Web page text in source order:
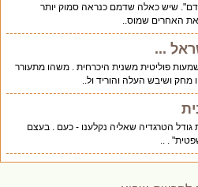
שיש כאלה שדמם כנראה סמוק יותר
האחרים שמוס..
...
פוליטית משנית היכרחית . משהו מתעורר
ושיבש העלה והוריד ול..
הטרגדיה שאליה נקלענו - כעם . בעצם
. ..